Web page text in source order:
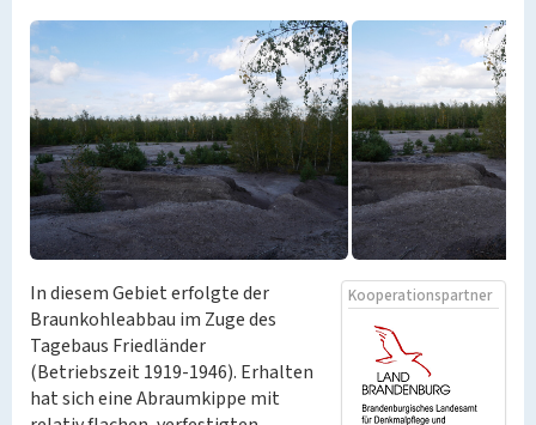
Kooperationspartner
In diesem Gebiet erfolgte der
Braunkohleabbau im Zuge des
Tagebaus Friedländer
(Betriebszeit 1919-1946). Erhalten
hat sich eine Abraumkippe mit